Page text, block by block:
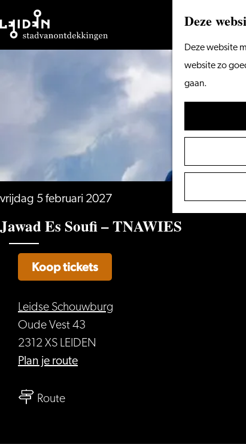
Deze
Deze website
website zo
gaan.
Ga
vrijdag 5 februari 2027
Jawad Es Soufi – TNAWIES
Leidse Schouwburg
Oude Vest 43
2312 XS LEIDEN
Plan je routenaar
Routenaar
Koop tickets